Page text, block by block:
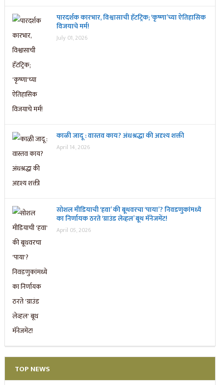
पारदर्शक कारभार, विश्वासाची हॅटट्रिक; ‘कृष्णा’च्या ऐतिहासिक
विजयाचे मर्म!
July 01, 2026
काळी जादू : वास्तव काय? अंधश्रद्धा की अदृश्य शक्ती
April 14, 2026
सोशल मीडियाची ‘हवा’ की बूथवरचा ‘पाया’? निवडणुकांमध्ये
का निर्णायक ठरते ‘ग्राउंड लेव्हल’ बूथ मॅनेजमेंट!
April 05, 2026
TOP NEWS